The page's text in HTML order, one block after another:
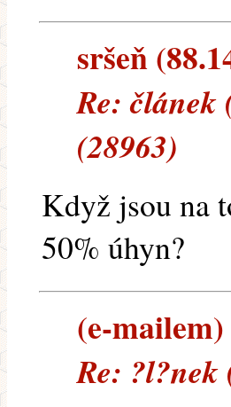
sršeň
Re: článek
(28963)
Když jsou na
50% úhyn?
(e-
Re: ?l?nek